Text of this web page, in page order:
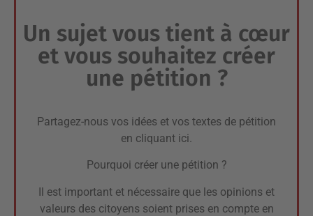
Un sujet vous tient à cœur
et vous souhaitez créer
une pétition ?
Partagez-nous vos idées et vos textes de pétition
en cliquant ici.
Pourquoi créer une pétition ?
Il est important et nécessaire que les opinions et
valeurs des citoyens soient prises en compte en